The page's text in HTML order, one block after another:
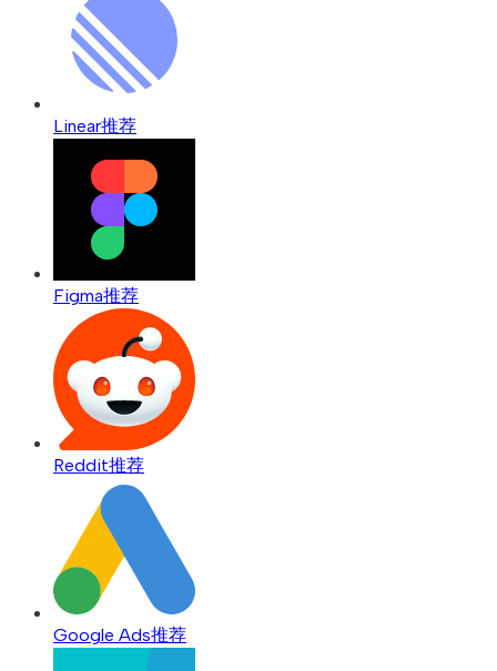
Linear推荐
Figma推荐
Reddit推荐
Google Ads推荐